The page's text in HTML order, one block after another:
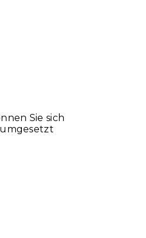
Sie sich
umgesetzt